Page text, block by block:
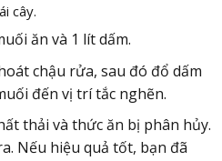
cây.
ăn và 1 lít dấm.
chậu rửa, sau đó đổ dấm
đến vị trí tắc nghẽn.
thải và thức ăn bị phân hủy.
Nếu hiệu quả tốt, bạn đã